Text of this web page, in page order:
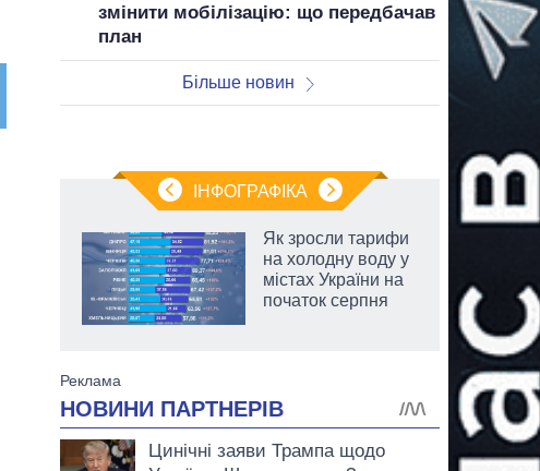
змінити мобілізацію: що передбачав
план
Більше новин
ІНФОГРАФІКА
Як зросли тарифи
на холодну воду у
містах України на
початок серпня